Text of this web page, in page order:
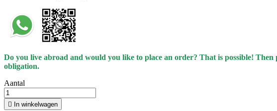
Do you live abroad and would you like to place an order? That is possible! Then
obligation.
Aantal
 In winkelwagen